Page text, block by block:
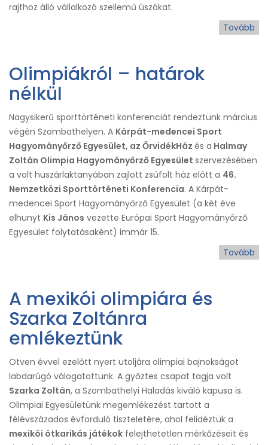
rajthoz álló vállalkozó szellemű úszókat.
Tovább
Olimpiákról – határok
nélkül
Nagysikerű sporttörténeti konferenciát rendeztünk március
végén Szombathelyen. A Kárpát-medencei Sport
Hagyományőrző Egyesület, az ŐrvidékHáz és a Halmay
Zoltán Olimpia Hagyományőrző Egyesület szervezésében
a volt huszárlaktanyában zajlott zsúfolt ház előtt a 46.
Nemzetközi Sporttörténeti Konferencia. A Kárpát-
medencei Sport Hagyományőrző Egyesület (a két éve
elhunyt Kis János vezette Európai Sport Hagyományőrző
Egyesület folytatásaként) immár 15.
Tovább
A mexikói olimpiára és
Szarka Zoltánra
emlékeztünk
Ötven évvel ezelőtt nyert utoljára olimpiai bajnokságot
labdarúgó válogatottunk. A győztes csapat tagja volt
Szarka Zoltán, a Szombathelyi Haladás kiváló kapusa is.
Olimpiai Egyesületünk megemlékezést tartott a
félévszázados évforduló tiszteletére, ahol felidéztük a
mexikói ötkarikás játékok felejthetetlen mérkőzéseit és